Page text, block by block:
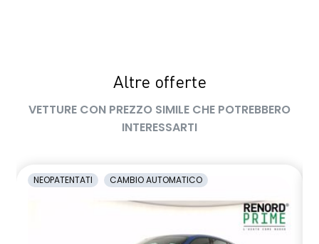
Altre offerte
VETTURE CON PREZZO SIMILE CHE POTREBBERO
INTERESSARTI
NEOPATENTATI CAMBIO AUTOMATICO